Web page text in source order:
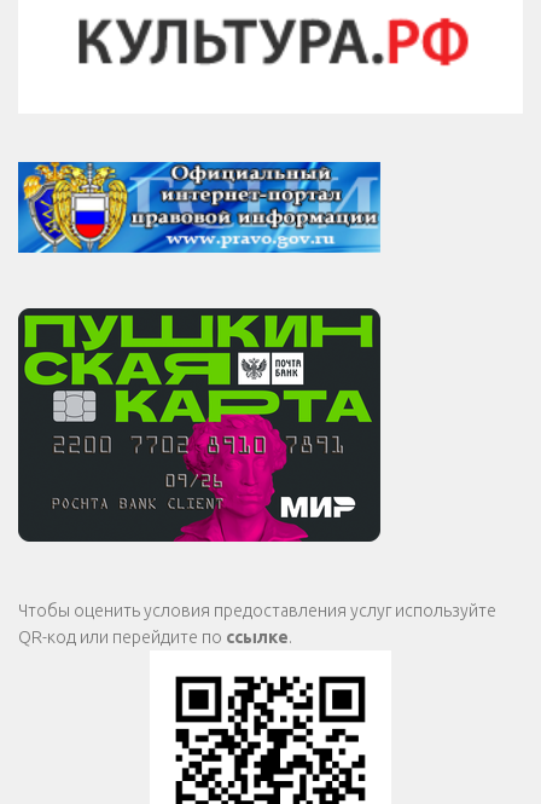
Чтобы оценить условия предоставления услуг используйте
QR-код или перейдите по ссылке.